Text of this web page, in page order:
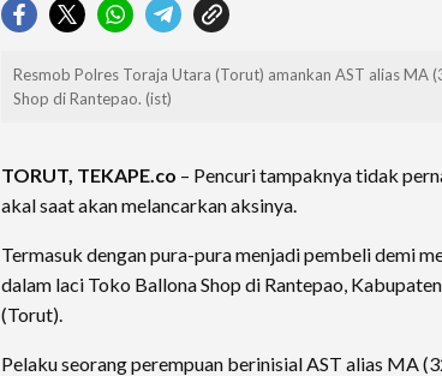
Resmob Polres Toraja Utara (Torut) amankan AST alias MA
Shop di Rantepao. (ist)
TORUT, TEKAPE.co – Pencuri tampaknya tidak
akal saat akan melancarkan aksinya.
Termasuk dengan pura-pura menjadi pembeli demi
dalam laci Toko Ballona Shop di Rantepao,
(Torut).
Pelaku seorang perempuan berinisial AST alias MA